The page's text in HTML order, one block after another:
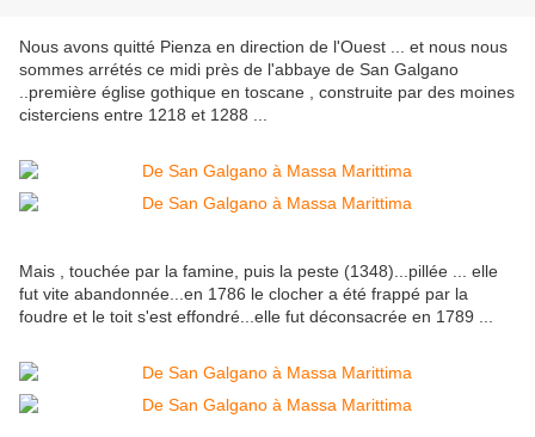
Nous avons quitté Pienza en direction de l'Ouest ... et nous nous
sommes arrétés ce midi près de l'abbaye de San Galgano
..première église gothique en toscane , construite par des moines
cisterciens entre 1218 et 1288 ...
Mais , touchée par la famine, puis la peste (1348)...pillée ... elle
fut vite abandonnée...en 1786 le clocher a été frappé par la
foudre et le toit s'est effondré...elle fut déconsacrée en 1789 ...